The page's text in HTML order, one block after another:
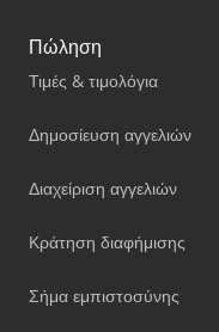
Πώληση
Τιμές & τιμολόγια
Δημοσίευση αγγελιών
Διαχείριση αγγελιών
Κράτηση διαφήμισης
Σήμα εμπιστοσύνης